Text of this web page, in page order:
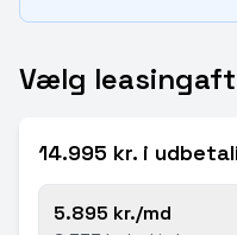
Vælg
14.995 kr. i
5.895 kr./md